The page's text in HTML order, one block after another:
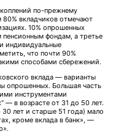
по-прежнему
80% вкладчиков отмечают
10% опрошенных
пенсионным фондам, а третье
индивидуальные
что почти 90%
способами сбережений.
вклада — варианты
опрошенных. Большая часть
инструментами
— в возрасте от 31 до 50 лет.
лет и старше 51 года) мало
кроме вклада в банк», —